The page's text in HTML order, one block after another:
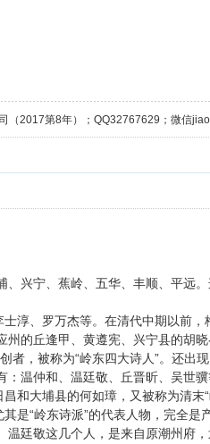
（2017第8年）；QQ32767629；微信
兴宁、蕉岭、五华、丰顺、平远
、罗万杰等。在清代中期以前，
州的丘逢甲、黄遵宪、兴宁县的胡
者，被称为“岭东四大诗人”。还出
温仲和、温廷敬、丘晋昕、吴世骥
大埔县的何如璋，又被称为清末
其是“岭东诗派”的代表人物，完全
温廷敬这几个人，是来自原潮州府